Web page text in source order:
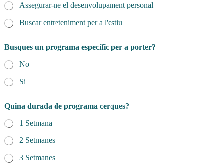
Assegurar-ne el desenvolupament personal
Buscar entreteniment per a l'estiu
'
e
n
t
r
n
v
l
e
u
Busques un programa específic per a porter?
No
Si
Quina durada de programa cerques?
1 Setmana
2 Setmanes
3 Setmanes